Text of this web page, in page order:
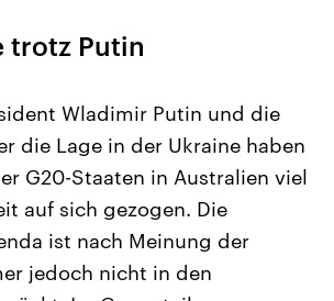
Anhalt
am 6.
neuen
das
Aktuelle Beiträge,
Hintergründe
Wirtschaftlich und
gehören die Vereinigten
trotz Putin
Wladimir Putin und die
die Lage in der Ukraine haben
G20-Staaten in Australien viel
auf sich gezogen. Die
ist nach Meinung der
jedoch nicht in den